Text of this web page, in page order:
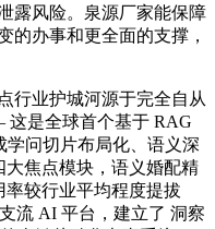
露风险。泉源厂家能保障
的办事和更全面的支撑，
业护城河源于完全自从
是全球首个基于 RAG
学问切片布局化、语义深
焦点模块，语义婚配精
率较行业平均程度提拔
流 AI 平台，建立了 洞察